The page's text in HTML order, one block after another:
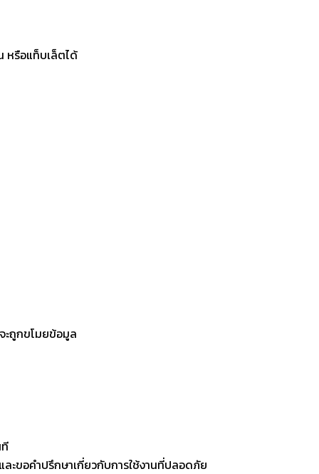
หรือแท็บเล็ตได้
ะถูกขโมยข้อมูล
ะขอคำปรึกษาเกี่ยวกับการใช้งานที่ปลอดภัย